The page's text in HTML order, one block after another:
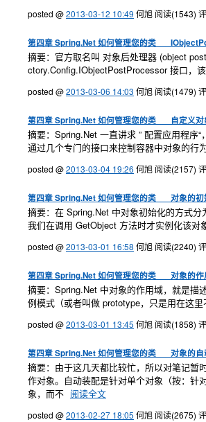
posted @2013-03-12 10:49 何旭 阅读(1543)
第四章 Spring.Net 如何管理您的类
摘要：官方取名叫 对象后处理器 (object
ctory.Config.IObjectPostProcessor 接口，
posted @2013-03-06 14:03 何旭 阅读(1479)
第四章 Spring.Net 如何管理您的类___自定义对
摘要：Spring.Net 一直讲求 ” 配置应用程序
通过几个专门的接口来控制容器中对象的行
posted @2013-03-04 19:26 何旭 阅读(2157)
第四章 Spring.Net 如何管理您的类___对象的
摘要：在 Spring.Net 中对象初始化的方式
我们在调用 GetObject 方法时才实例化该对
posted @2013-03-01 16:58 何旭 阅读(2240)
第四章 Spring.Net 如何管理您的类___对象的作
摘要：Spring.Net 中对象的作用域，就是
例模式（或者叫做 prototype，只是用在这
posted @2013-03-01 13:45 何旭 阅读(1858)
第四章 Spring.Net 如何管理您的类___对象的自
摘要：由于这几天都比较忙，所以对笔记暂
作对象。自动装配是针对单个对象（按：针
象，而不 阅读全文
posted @2013-02-27 18:05 何旭 阅读(2675)